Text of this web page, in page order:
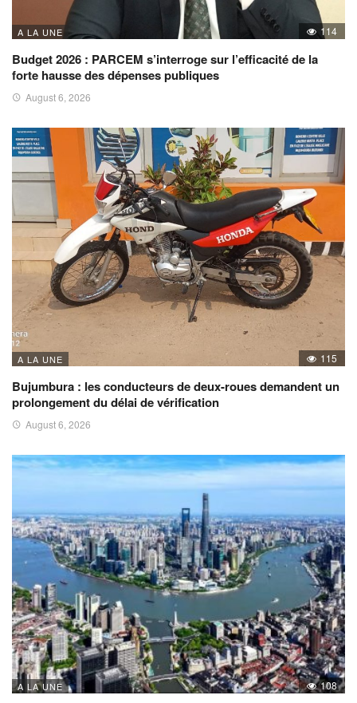
A LA UNE 114
Budget 2026 : PARCEM s’interroge sur l’efficacité de la
forte hausse des dépenses publiques
August 6, 2026
A LA UNE 115
Bujumbura : les conducteurs de deux-roues demandent un
prolongement du délai de vérification
August 6, 2026
A LA UNE 108